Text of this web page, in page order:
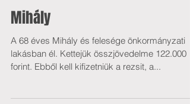
Mihály
A 68 éves Mihály és felesége önkormányzati
lakásban él. Kettejük összjövedelme 122.000
forint. Ebből kell kifizetniük a rezsit, a...